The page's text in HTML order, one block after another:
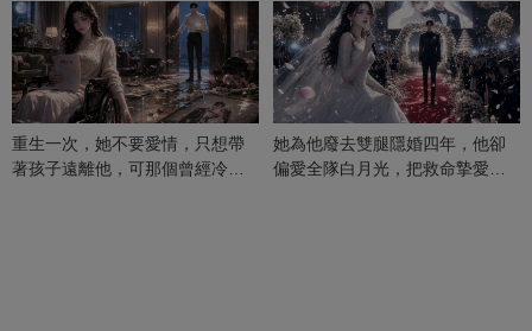
重生一次，她不要愛情，只想帶
著孩子遠離他，可那個曾經冷漠
她為他廢去雙腿隱婚四年，他卻
偏愛全隊白月光，把救命摯愛當